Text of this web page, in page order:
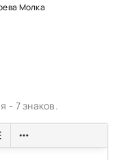
Молка
- 7 знаков.